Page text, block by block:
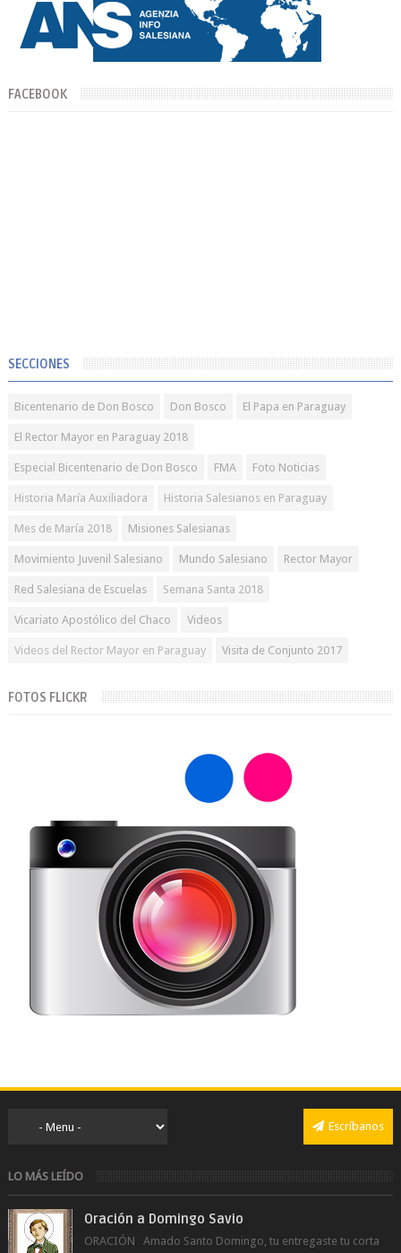
FACEBOOK
SECCIONES
Bicentenario de Don Bosco Don Bosco El Papa en Paraguay
El Rector Mayor en Paraguay 2018
Especial Bicentenario de Don Bosco FMA Foto Noticias
Historia María Auxiliadora Historia Salesianos en Paraguay
Mes de María 2018 Misiones Salesianas
Movimiento Juvenil Salesiano Mundo Salesiano Rector Mayor
Red Salesiana de Escuelas Semana Santa 2018
Vicariato Apostólico del Chaco Videos
Videos del Rector Mayor en Paraguay Visita de Conjunto 2017
FOTOS FLICKR
Escríbanos
LO MÁS LEÍDO
Oración a Domingo Savio
ORACIÓN Amado Santo Domingo, tu entregaste tu corta